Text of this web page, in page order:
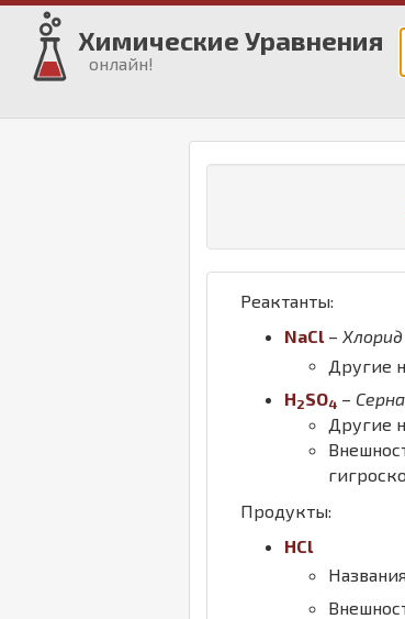
Химические Уравнения
онлайн!
Реактанты:
NaCl –
Другие
H2SO4 –
Другие
Продукты:
HCl